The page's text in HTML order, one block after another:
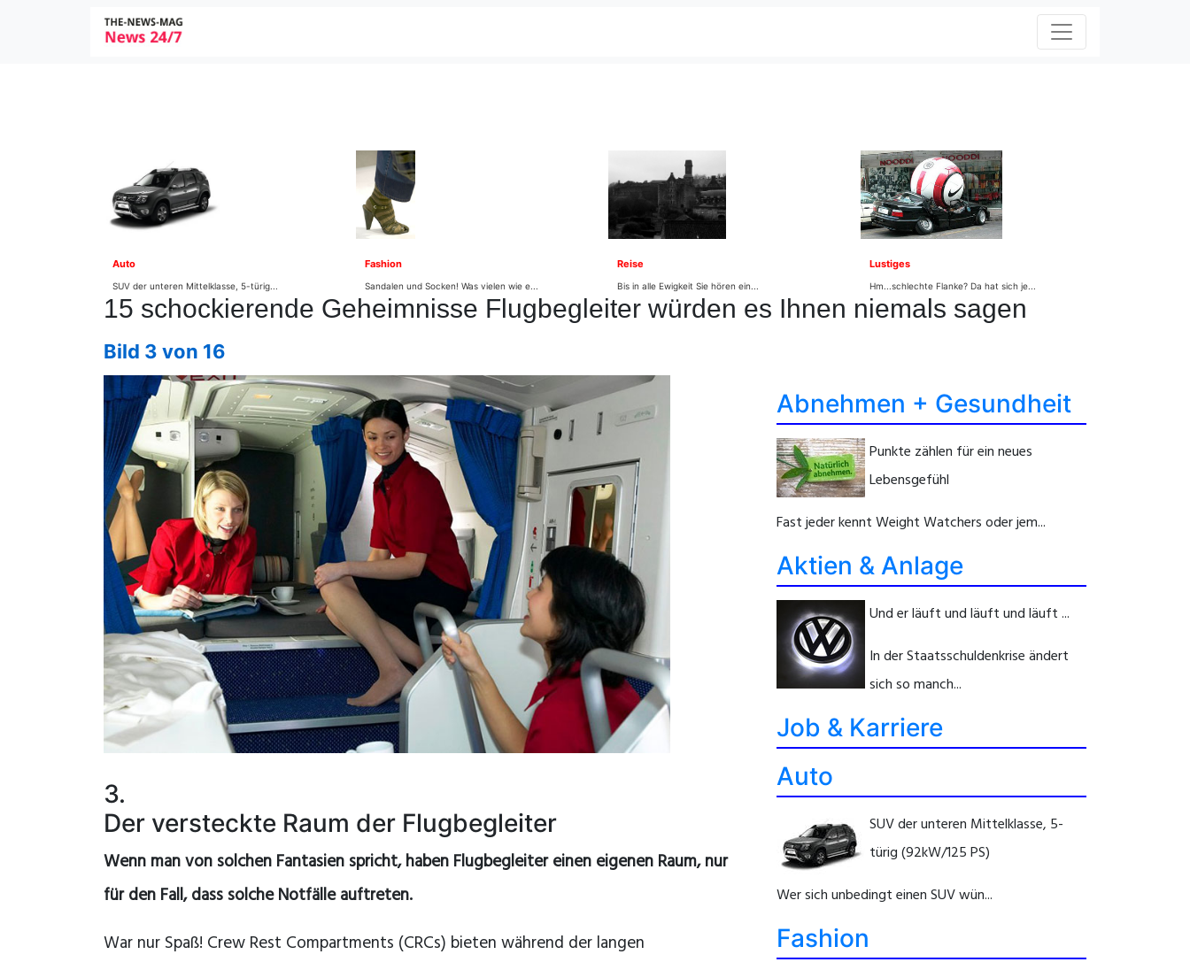
Auto
SUV der unteren Mittelklasse, 5-türig...
Fashion
Sandalen und Socken! Was vielen wie e...
Reise
Bis in alle Ewigkeit Sie hören ein...
Lustiges
Hm...schlechte Flanke? Da hat sich je...
15 schockierende Geheimnisse Flugbegleiter würden es Ihnen niemals sagen
Bild 3 von 16
3.
Der versteckte Raum der Flugbegleiter
Wenn man von solchen Fantasien spricht, haben Flugbegleiter einen eigenen Raum, nur
für den Fall, dass solche Notfälle auftreten.
War nur Spaß! Crew Rest Compartments (CRCs) bieten während der langen
Abnehmen + Gesundheit
Punkte zählen für ein neues
Lebensgefühl
Fast jeder kennt Weight Watchers oder jem...
Aktien & Anlage
Und er läuft und läuft und läuft ...
In der Staatsschuldenkrise ändert
sich so manch...
Job & Karriere
Auto
SUV der unteren Mittelklasse, 5-
türig (92kW/125 PS)
Wer sich unbedingt einen SUV wün...
Fashion